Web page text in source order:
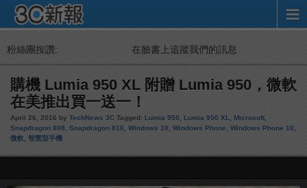
粉絲團按讚: 在臉書上追蹤我們的訊息
購機 Lumia 950 XL 附贈 Lumia 950，微軟
在美推出買一送一！
April 26, 2016 by TechNews 3C Tagged: Lumia 950 Lumia 950 XL Microsoft
Snapdragon 808
Snapdragon 810 Windows 10 Windows Phone Windows Phone 10
微軟 智慧型手機